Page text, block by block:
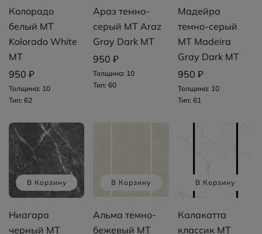
Колорадо
белый MT
Kolorado White
MT
950 ₽
Толщина: 10
Тип: 62
Араз темно-
серый MT Araz
Gray Dark MT
950 ₽
Толщина: 10
Тип: 60
Мадейра
темно-серый
MT Madeira
Gray Dark MT
950 ₽
Толщина: 10
Тип: 61
В Корзину
Ниагара
черный MT
В Корзину
Альма темно-
бежевый MT
В Корзину
Калакатта
классик MT